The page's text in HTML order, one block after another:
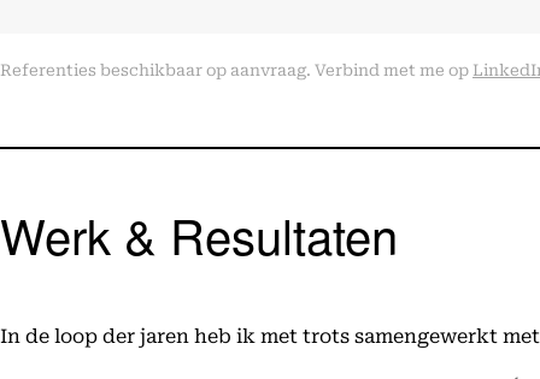
Referenties beschikbaar op aanvraag. Verbind met me op
Werk & Resultaten
In de loop der jaren heb ik met trots samengewerkt